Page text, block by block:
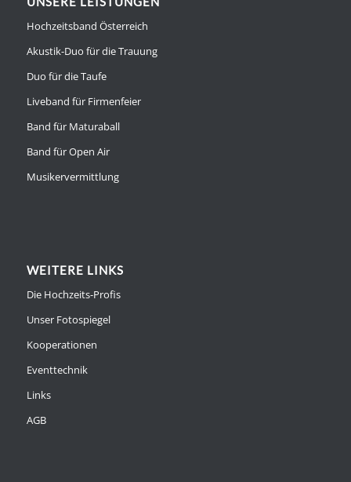
Hochzeitsband Österreich
Akustik-Duo für die Trauung
Duo für die Taufe
Liveband für Firmenfeier
Band für Maturaball
Band für Open Air
Musikervermittlung
WEITERE LINKS
Die Hochzeits-Profis
Unser Fotospiegel
Kooperationen
Eventtechnik
Links
AGB